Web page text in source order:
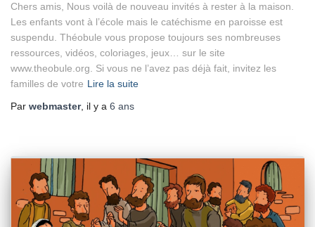
Chers amis, Nous voilà de nouveau invités à rester à la maison.
Les enfants vont à l’école mais le catéchisme en paroisse est
suspendu. Théobule vous propose toujours ses nombreuses
ressources, vidéos, coloriages, jeux… sur le site
www.theobule.org. Si vous ne l’avez pas déjà fait, invitez les
familles de votre Lire la suite
Par webmaster, il y a 6 ans